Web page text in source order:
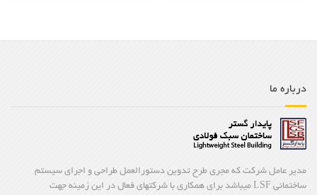
درباره ما
مدیر عامل شرکت که مجری طرح تدوین دستورالعمل طراحی و اجرای سیستم
ساختمانی LSF میباشد برای همکاری با شرکتهای فعال در این زمینه جهت